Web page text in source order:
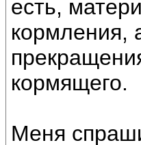
есть,
кормления,
кормящего.
Меня